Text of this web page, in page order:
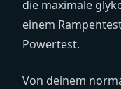
die maximale
einem
Powertest.
Von deinem